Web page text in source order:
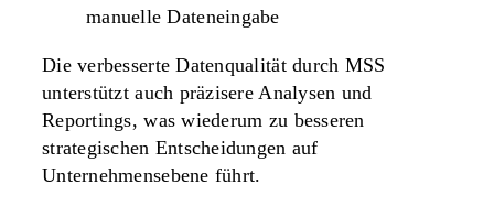
manuelle Dateneingabe
Die verbesserte Datenqualität durch MSS
unterstützt auch präzisere Analysen und
Reportings, was wiederum zu besseren
strategischen Entscheidungen auf
Unternehmensebene führt.